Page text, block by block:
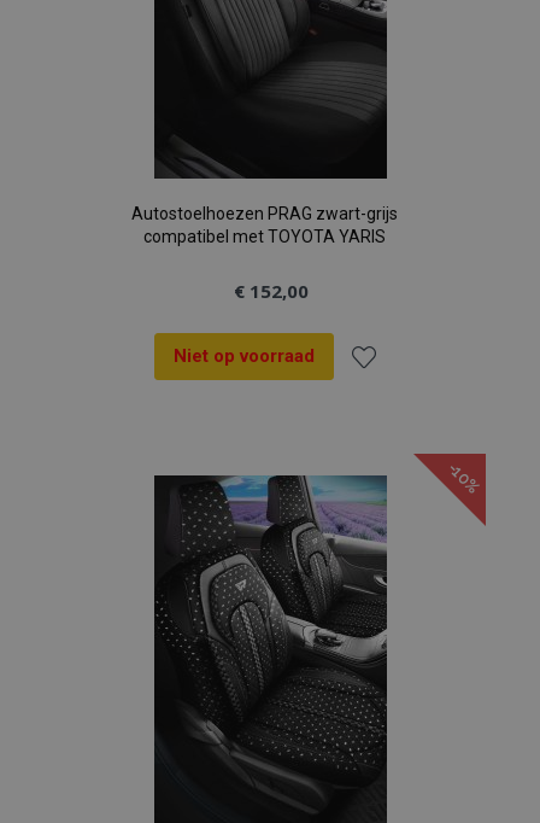
Autostoelhoezen PRAG zwart-grijs
compatibel met TOYOTA YARIS
€ 152,00
Niet op voorraad
aan
verlanglijst
-10%